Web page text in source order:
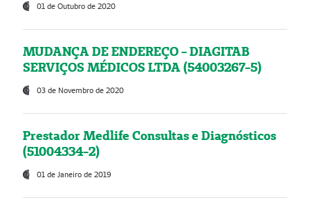
01 de Outubro de 2020
MUDANÇA DE ENDEREÇO - DIAGITAB
SERVIÇOS MÉDICOS LTDA (54003267-5)
03 de Novembro de 2020
Prestador Medlife Consultas e Diagnósticos
(51004334-2)
01 de Janeiro de 2019